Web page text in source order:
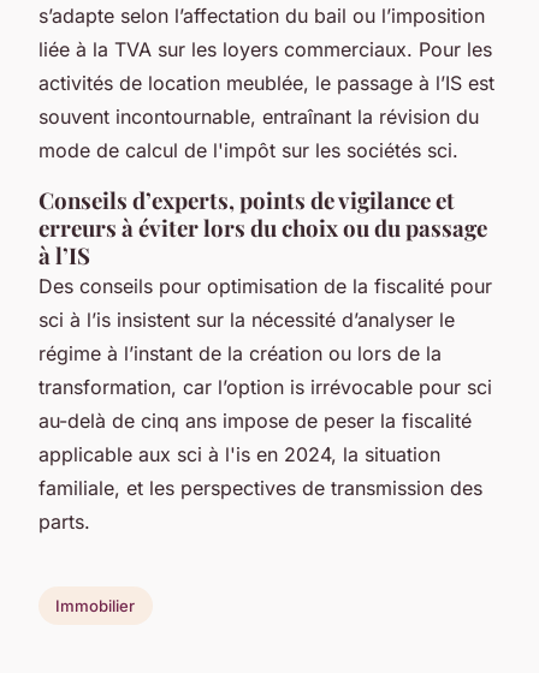
s’adapte selon l’affectation du bail ou l’imposition
liée à la TVA sur les loyers commerciaux. Pour les
activités de location meublée, le passage à l’IS est
souvent incontournable, entraînant la révision du
mode de calcul de l'impôt sur les sociétés sci.
Conseils d’experts, points de vigilance et
erreurs à éviter lors du choix ou du passage
à l’IS
Des conseils pour optimisation de la fiscalité pour
sci à l’is insistent sur la nécessité d’analyser le
régime à l’instant de la création ou lors de la
transformation, car l’option is irrévocable pour sci
au-delà de cinq ans impose de peser la fiscalité
applicable aux sci à l'is en 2024, la situation
familiale, et les perspectives de transmission des
parts.
Immobilier